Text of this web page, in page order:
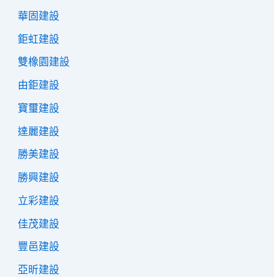
華固建設
鉅虹建設
雙橡園建設
由鉅建設
寶璽建設
達麗建設
勝美建設
勝興建設
立彩建設
佳茂建設
豐邑建設
亞昕建設